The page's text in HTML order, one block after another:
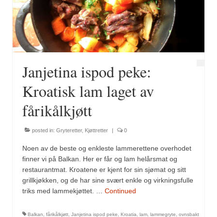
Fugl
Gryteretter
Snacks
Supper
Vegetar
Krydder, oppskrifter
Albóndigaskrydder
Bouquet garni
Janjetina ispod peke:
Kroatisk lam laget av
fårikålkjøtt
posted in: Gryteretter, Kjøttretter | 0
Noen av de beste og enkleste lammerettene overhodet
finner vi på Balkan. Her er får og lam helårsmat og
restaurantmat. Kroatene er kjent for sin sjømat og sitt
grillkjøkken, og de har sine svært enkle og virkningsfulle
triks med lammekjøttet. … Continued
Balkan fårikålkjøtt Janjetina ispod peke Kroatia lam lammegryte ovnsbakt